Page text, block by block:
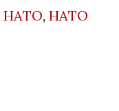
НАТО, НАТО